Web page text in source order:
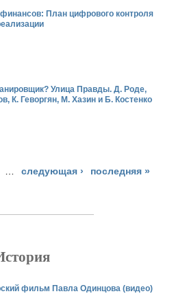
финансов: План цифрового контроля
Улица Правды. Д. Роде,
К. Геворгян, М. Хазин и Б. Костенко
следующая › последняя »
фильм Павла Одинцова (видео)